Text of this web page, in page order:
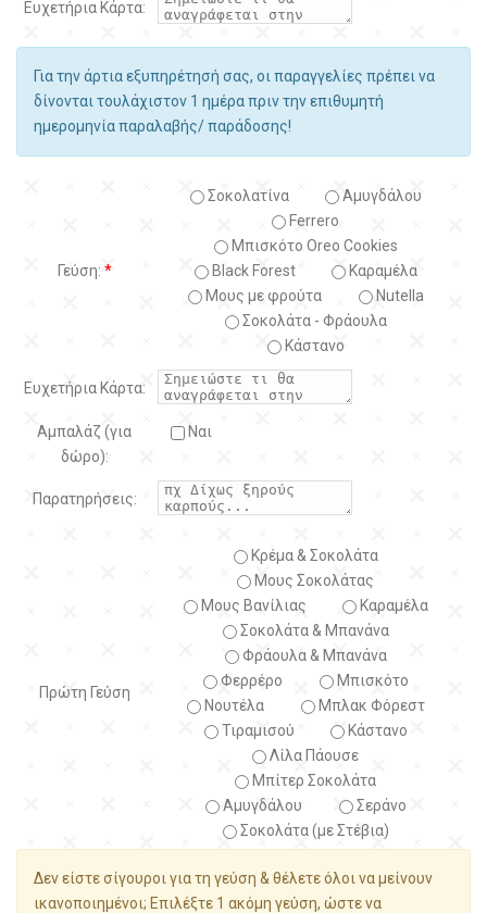
Ευχετήρια Κάρτα:
Για την άρτια εξυπηρέτησή σας, οι παραγγελίες πρέπει να
δίνονται τουλάχιστον 1 ημέρα πριν την επιθυμητή
ημερομηνία παραλαβής/ παράδοσης!
Γεύση: *
Σοκολατίνα
Αμυγδάλου
Ferrero
Μπισκότο Oreo Cookies
Black Forest
Kαραμέλα
Μους με φρούτα
Nutella
Σοκολάτα - Φράουλα
Κάστανο
Ευχετήρια Κάρτα:
Αμπαλάζ (για
δώρο):
Ναι
Παρατηρήσεις:
Πρώτη Γεύση
Κρέμα & Σοκολάτα
Μους Σοκολάτας
Μους Βανίλιας
Καραμέλα
Σοκολάτα & Μπανάνα
Φράουλα & Μπανάνα
Φερρέρο
Μπισκότο
Νουτέλα
Μπλακ Φόρεστ
Τιραμισού
Κάστανο
Λίλα Πάουσε
Μπίτερ Σοκολάτα
Αμυγδάλου
Σεράνο
Σοκολάτα (με Στέβια)
Δεν είστε σίγουροι για τη γεύση & θέλετε όλοι να μείνουν
ικανοποιημένοι; Επιλέξτε 1 ακόμη γεύση, ώστε να